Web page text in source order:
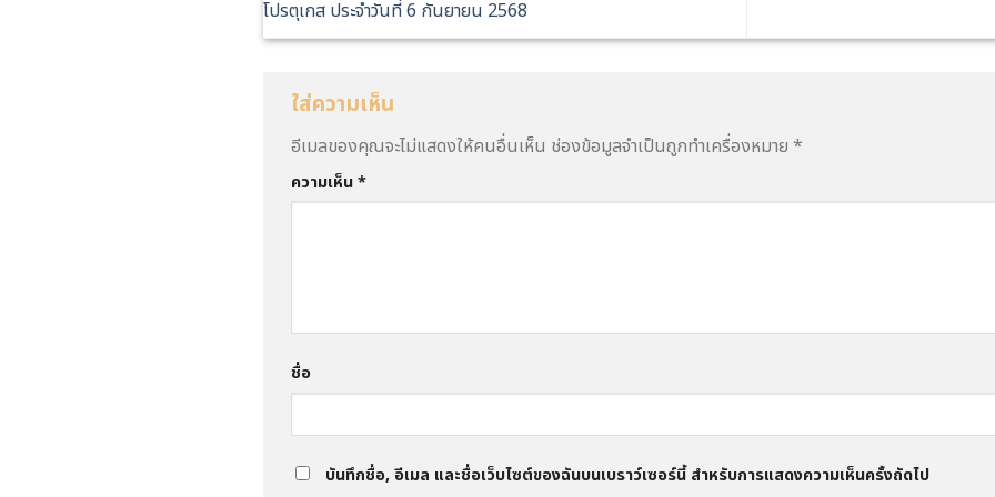
โปรตุเกส ประจำวันที่ 6 กันยายน 2568
ใส่ความเห็น
อีเมลของคุณจะไม่แสดงให้คนอื่นเห็น ช่องข้อมูลจำเป็นถูกทำเครื่องหมาย *
ความเห็น*
ชื่อ
บันทึกชื่อ, อีเมล และชื่อเว็บไซต์ของฉันบนเบราว์เซอร์นี้ สำหรับการแสดงความเห็นครั้งถัดไป